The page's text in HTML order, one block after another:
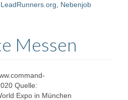
LeadRunners.org
Nebenjob
Messen
Quelle:
Expo in München